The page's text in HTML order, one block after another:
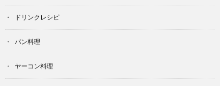
ドリンクレシピ
パン料理
ヤーコン料理